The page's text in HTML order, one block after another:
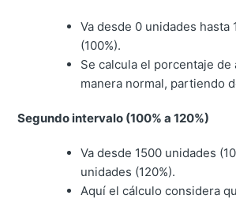
Va desde 0 unidades hasta
(100%).
Se calcula el porcentaje de
manera normal, partiendo
Segundo intervalo (100% a 120%)
Va desde 1500 unidades
unidades (120%).
Aquí el cálculo considera